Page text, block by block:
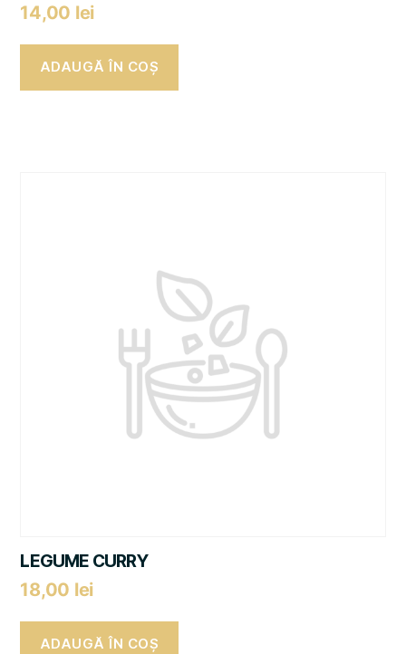
14,00 lei
ADAUGĂ ÎN COȘ
LEGUME CURRY
18,00 lei
ADAUGĂ ÎN COȘ